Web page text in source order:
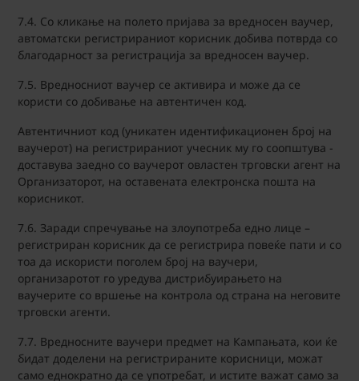
7.4. Со кликање на полето пријава за вредносен ваучер,
автоматски регистрираниот корисник добива потврда со
благодарност за регистрација за вредносен ваучер.
7.5. Вредносниот ваучер се активира и може да се
користи со добивање на автентичен код.
Автентичниот код (уникатен идентификационен број на
ваучерот) на регистрираниот учесник му го соопштува -
доставува заедно со ваучерот овластен трговски агент на
Oрганизаторот, на оставената електронска пошта на
корисникот.
7.6. Заради спречување на злоупотреба едно лице –
регистриран корисник да се регистрира повеќе пати и со
тоа да искористи поголем број на ваучери,
организаротот го уредува дистрибуирањето на
ваучерите со вршење на контрола од страна на неговите
трговски агенти.
7.7. Вредносните ваучери предмет на Кампањата, кои ќе
бидат доделени на регистрираните корисници, можат
само еднократно да се употребат, и истите важат само за